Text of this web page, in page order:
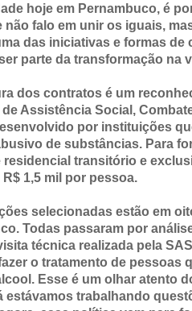
hoje em Pernambuco, é
não falo em unir os iguais,
das iniciativas e formas
parte da transformação na
dos contratos é um
Assistência Social,
por instituições
de substâncias. Para
residencial transitório e
1,5 mil por pessoa.
selecionadas estão em
Todas passaram por
técnica realizada pela
o tratamento de pessoas
Esse é um olhar atento
estávamos trabalhando